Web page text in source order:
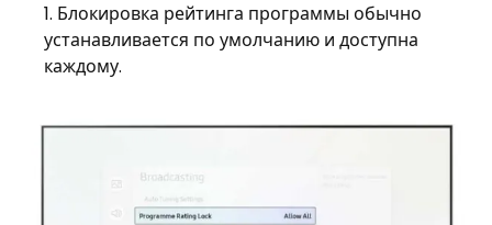
Блокировка рейтинга программы обычно
устанавливается по умолчанию и доступна
каждому.